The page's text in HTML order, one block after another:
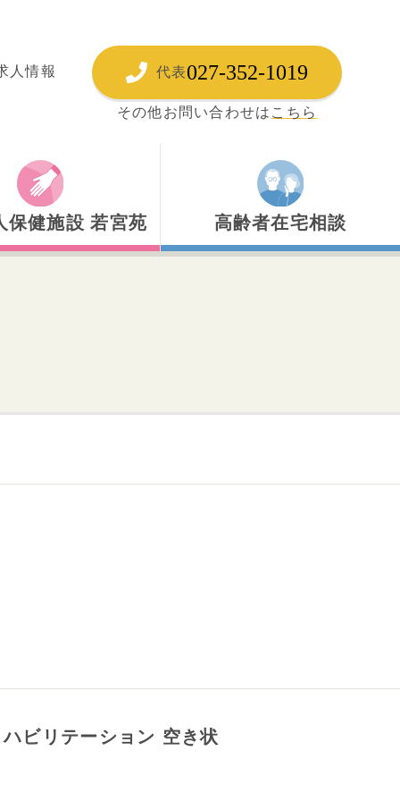
人情報 代表027-352-1019
その他お問い合わせは こちら
保健施設 若宮苑 高齢者在宅相談
ビリテーション 空き状